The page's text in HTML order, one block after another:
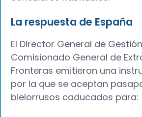
La respuesta de España
El Director General de
Comisionado General de
Fronteras emitieron una
por la que se aceptan
bielorrusos caducados para: